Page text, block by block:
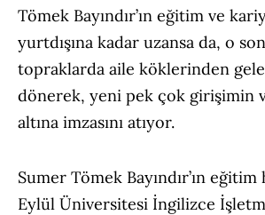
Tömek Bayındır’ın eğitim ve
yurtdışına kadar uzansa da, o
topraklarda aile köklerinden
dönerek, yeni pek çok girişimin
altına imzasını atıyor.
Sumer Tömek Bayındır’ın
Eylül Üniversitesi İngilizce